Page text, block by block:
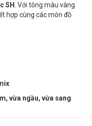
SH . Với tông màu vàng
hợp cùng các món đồ
vừa ngầu, vừa sang